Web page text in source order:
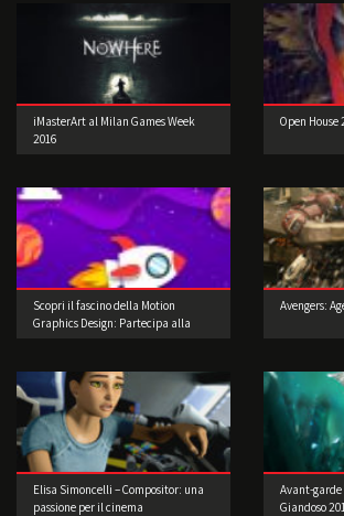
iMasterArt al Milan Games Week
2016
Open House
Scopri il fascino della Motion
Graphics Design: Partecipa alla
Avengers:
Elisa Simoncelli – Compositor: una
passione per il cinema
Avant-garde
Giandoso